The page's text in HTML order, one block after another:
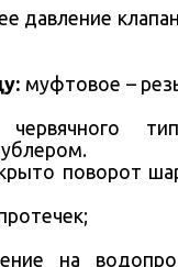
давление
муфтовое –
червячного
поворот
на